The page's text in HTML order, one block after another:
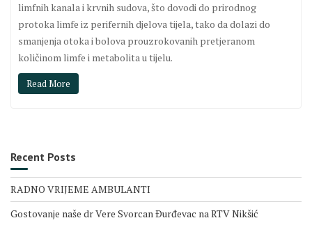
limfnih kanala i krvnih sudova, što dovodi do prirodnog
protoka limfe iz perifernih djelova tijela, tako da dolazi do
smanjenja otoka i bolova prouzrokovanih pretjeranom
količinom limfe i metabolita u tijelu.
Read More
Recent Posts
RADNO VRIJEME AMBULANTI
Gostovanje naše dr Vere Svorcan Ðurđevac na RTV Nikšić